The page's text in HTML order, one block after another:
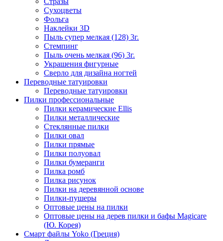
Сухоцветы
Фольга
Наклейки 3D
Пыль супер мелкая (128) 3г.
Стемпинг
Пыль очень мелкая (96) 3г.
Украшения фигурные
Сверло для дизайна ногтей
Переводные татуировки
Переводные татуировки
Пилки профессиональные
Пилки керамические Ellis
Пилки металлические
Стеклянные пилки
Пилки овал
Пилки прямые
Пилки полуовал
Пилки бумеранги
Пилка ромб
Пилка рисунок
Пилки на деревянной основе
Пилки-пушеры
Оптовые цены на пилки
Оптовые цены на дерев пилки и бафы Magicare
(Ю. Корея)
Смарт файлы Yoko (Греция)